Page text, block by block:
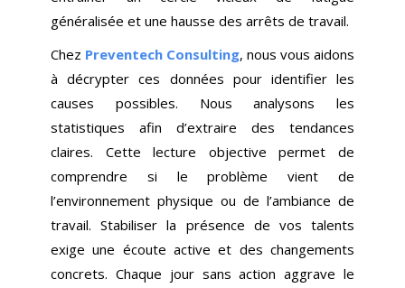
généralisée et une hausse des arrêts de travail.
Chez Preventech Consulting, nous vous aidons
à décrypter ces données pour identifier les
causes possibles. Nous analysons les
statistiques afin d’extraire des tendances
claires. Cette lecture objective permet de
comprendre si le problème vient de
l’environnement physique ou de l’ambiance de
travail. Stabiliser la présence de vos talents
exige une écoute active et des changements
concrets. Chaque jour sans action aggrave le